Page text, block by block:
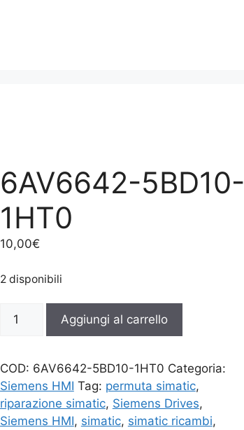
6AV6642-5BD10-
1HT0
10,00€
2 disponibili
5BD10-
quantità
Aggiungi al carrello
COD: 6AV6642-5BD10-1HT0 Categoria:
Siemens HMI Tag: permuta simatic,
riparazione simatic, Siemens Drives,
Siemens HMI, simatic, simatic ricambi,